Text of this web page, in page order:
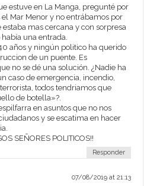
estuve en La Manga, pregunté por
el Mar Menor y no entrábamos por
mas cercana y con sorpresa
una entrada.
años y ningún politico ha querido
de un puente. Es
no se dé una solución. ¿Nadie ha
caso de emergencia, incendio,
todos tendriamos que
de botella»?.
en asuntos que no nos
y se escatima en hacer
SEÑORES POLITICOS!!
Responder
07/08/2019 at 21:13